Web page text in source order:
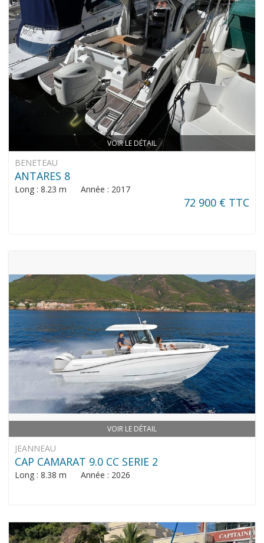
VOIR LE DÉTAIL
BENETEAU
ANTARES 8
Long : 8.23 m Année : 2017
72 900 € TTC
VOIR LE DÉTAIL
JEANNEAU
CAP CAMARAT 9.0 CC SERIE 2
Long : 8.38 m Année : 2026